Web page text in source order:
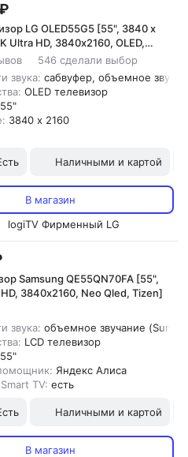
LG OLED55G5 [55", 3840 x
Ultra HD, 3840х2160, OLED,
546 сделали выбор
звука: сабвуфер, объемное
OLED телевизор
55"
3840 x 2160
Наличными и картой
В магазин
logiTV Фирменный LG
Samsung QE55QN70FA [55",
3840х2160, Neo Qled, Tizen]
звука: объемное звучание
LCD телевизор
55"
Яндекс Алиса
TV: есть
Наличными и картой
В магазин